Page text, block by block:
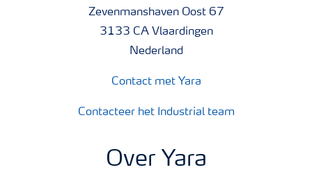
Zevenmanshaven Oost 67
3133 CA Vlaardingen
Nederland
Contact met Yara
Contacteer het Industrial team
Over Yara